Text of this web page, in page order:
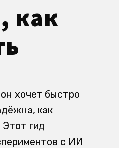
как
хочет быстро
как
гид
с ИИ